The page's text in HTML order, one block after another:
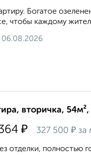
Богатое
чтобы каждому
06.08.2026
вторичка,
₽ 327 500 ₽ за
отделки, полностью